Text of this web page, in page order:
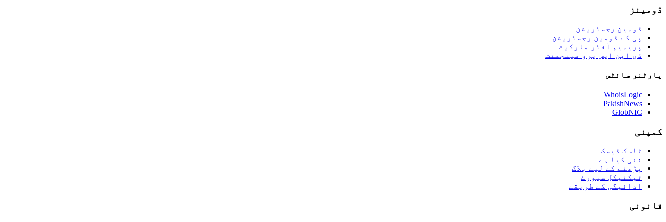
ڈومینز
ڈومین رجسٹریشن
پی کے ڈومین رجسٹریشن
پریمیم آفٹر مارکیٹ
ڈی این ایس پرو مینجمنٹ
پارٹنر سائٹس
WhoisLogic
PakishNews
GlobNIC
کمپنی
ٹاسک ڈیسک
نئی کیا ہے
پڑھنے کے لیے بلاگ
ٹیکنیکل سپورٹ
ادائیگی کے طریقے
قانونی